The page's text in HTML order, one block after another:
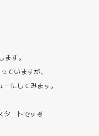
す。
ていますが、
にしてみます。
ートです🍧